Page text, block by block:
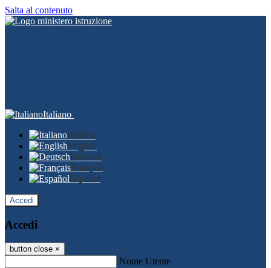
Salta al contenuto
Italiano
Italiano
English
Deutsch
Français
Español
Accedi
Accedi
button close ×
Nome Utente